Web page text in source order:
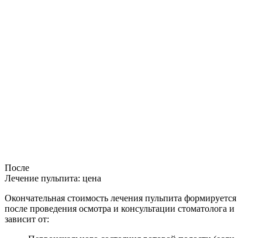
После
Лечение пульпита: цена
Окончательная стоимость лечения пульпита формируется
после проведения осмотра и консультации стоматолога и
зависит от: